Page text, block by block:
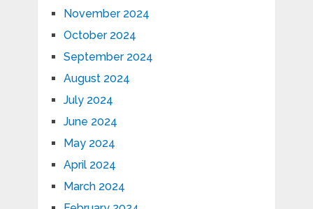
November 2024
October 2024
September 2024
August 2024
July 2024
June 2024
May 2024
April 2024
March 2024